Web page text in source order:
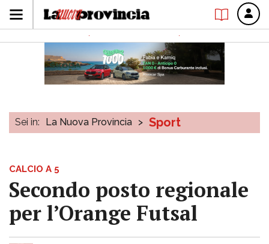
Sei in: La Nuova Provincia > Sport
CALCIO A 5
Secondo posto regionale
per l’Orange Futsal